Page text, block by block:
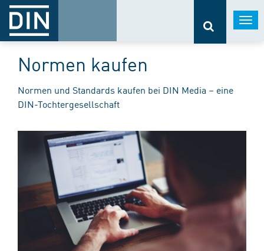
Normen kaufen
Normen und Standards kaufen bei DIN Media – eine
DIN-Tochtergesellschaft